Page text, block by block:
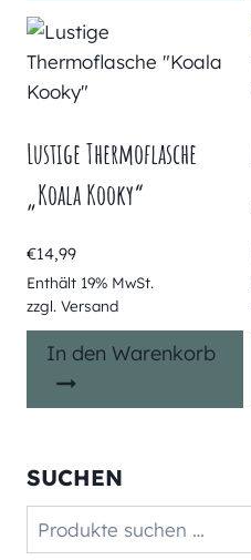
Lustige Thermoflasche
„Koala Kooky“
€14,99
Enthält 19% MwSt.
zzgl. Versand
In den Warenkorb
SUCHEN
Suchen
nach: